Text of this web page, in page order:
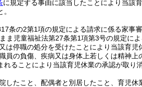
に規定する事由に該当したことにより当該
条の2第1項の規定による請求に係る家事
ま児童福祉法第27条第1項第3号の規定に
は停職の処分を受けたことにより当該育
員の負傷、疾病又は身体上若しくは精神
ることにより当該育児休業の承認が取
したこと、配偶者と別居したこと、育児